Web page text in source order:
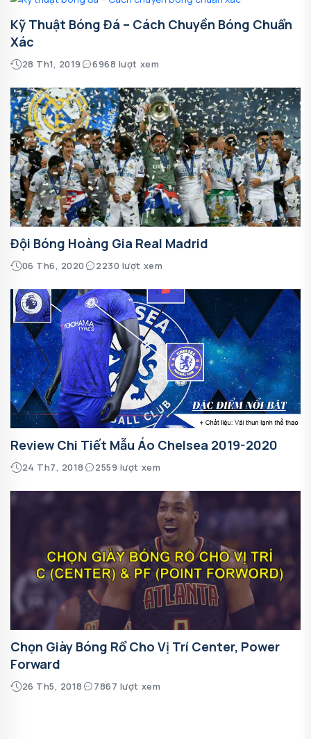
Kỹ Thuật Bóng Đá – Cách Chuyền Bóng Chuẩn
Xác
28 Th1, 2019 6968 lượt xem
Đội Bóng Hoàng Gia Real Madrid
06 Th6, 2020 2230 lượt xem
Review Chi Tiết Mẫu Áo Chelsea 2019-2020
24 Th7, 2018 2559 lượt xem
Chọn Giày Bóng Rổ Cho Vị Trí Center, Power
Forward
26 Th5, 2018 7867 lượt xem